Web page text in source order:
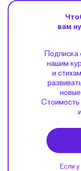
вам
Подписка
нашим
и
Если